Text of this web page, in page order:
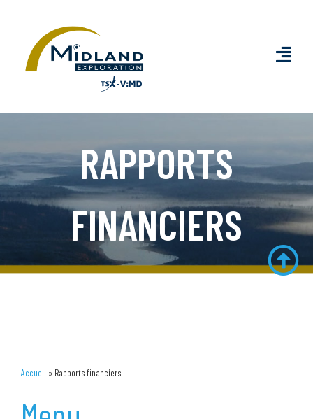
Rapports
financiers
RAPPORTS
FINANCIERS
Accueil » Rapports financiers